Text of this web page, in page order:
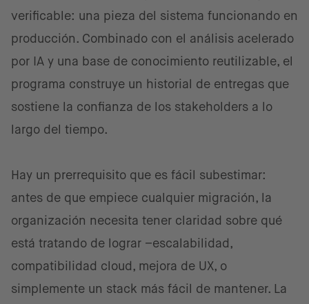
verificable: una pieza del sistema funcionando en
producción. Combinado con el análisis acelerado
por IA y una base de conocimiento reutilizable, el
programa construye un historial de entregas que
sostiene la confianza de los stakeholders a lo
largo del tiempo.
Hay un prerrequisito que es fácil subestimar:
antes de que empiece cualquier migración, la
organización necesita tener claridad sobre qué
está tratando de lograr –escalabilidad,
compatibilidad cloud, mejora de UX, o
simplemente un stack más fácil de mantener. La